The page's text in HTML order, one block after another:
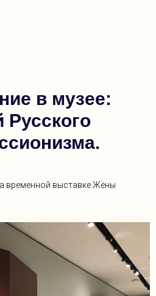
в музее:
Русского
временной выставке Жёны